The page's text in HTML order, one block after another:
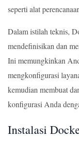
seperti alat
Dalam istilah teknis,
mendefinisikan dan
Ini memungkinkan
mengkonfigurasi
kemudian membuat
konfigurasi Anda
Instalasi